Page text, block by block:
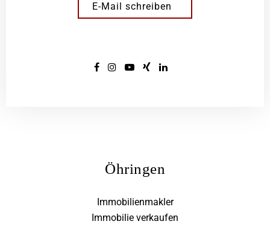
E-Mail schreiben
Öhringen
Immobilienmakler
Immobilie verkaufen